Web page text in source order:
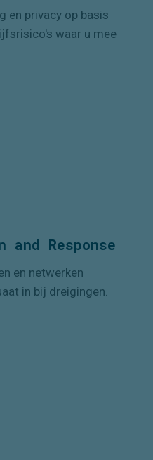
en privacy op basis
waar u mee
and Response
en netwerken
in bij dreigingen.